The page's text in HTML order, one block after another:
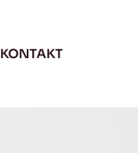
KONTAKT